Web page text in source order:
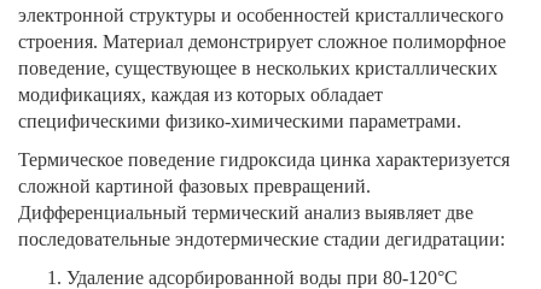
электронной структуры и особенностей кристаллического
строения. Материал демонстрирует сложное полиморфное
поведение, существующее в нескольких кристаллических
модификациях, каждая из которых обладает
специфическими физико-химическими параметрами.
Термическое поведение гидроксида цинка характеризуется
сложной картиной фазовых превращений.
Дифференциальный термический анализ выявляет две
последовательные эндотермические стадии дегидратации:
Удаление адсорбированной воды при 80-120°C